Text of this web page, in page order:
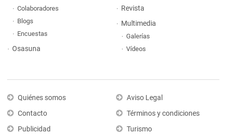
Colaboradores
Blogs
Encuestas
Osasuna
Revista
Multimedia
Galerías
Vídeos
Quiénes somos
Contacto
Publicidad
Aviso Legal
Términos y condiciones
Turismo